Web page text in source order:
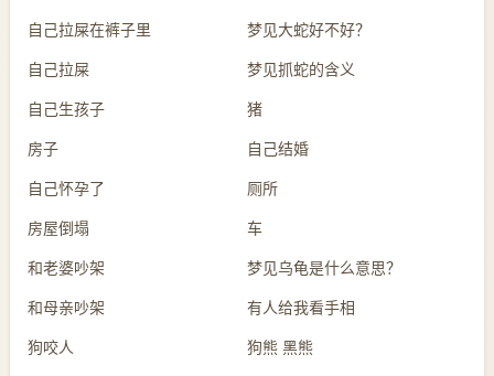
自己拉屎在裤子里 梦见大蛇好不好？
自己拉屎 梦见抓蛇的含义
自己生孩子 猪
房子 自己结婚
自己怀孕了 厕所
房屋倒塌 车
和老婆吵架 梦见乌龟是什么意思？
和母亲吵架 有人给我看手相
狗咬人 狗熊 黑熊